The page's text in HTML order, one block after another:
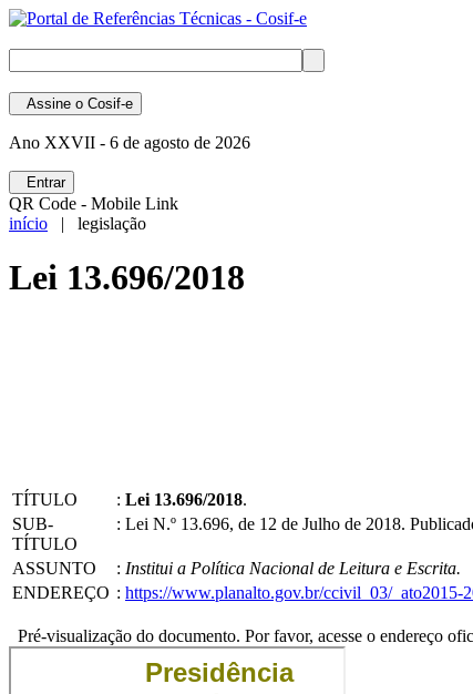
Assine o Cosif-e
Ano XXVII - 6 de agosto de 2026
Entrar
QR Code - Mobile Link
início | legislação
Lei 13.696/2018
TÍTULO : Lei 13.696/2018.
SUB-
TÍTULO
: Lei N.º 13.696, de 12 de Julho de 2018.
ASSUNTO : Institui a Política Nacional de Leitura e Escrita.
ENDEREÇO : https://www.planalto.gov.br/ccivil_03/_ato2015-
Pré-visualização do documento. Por favor, acesse o endereço